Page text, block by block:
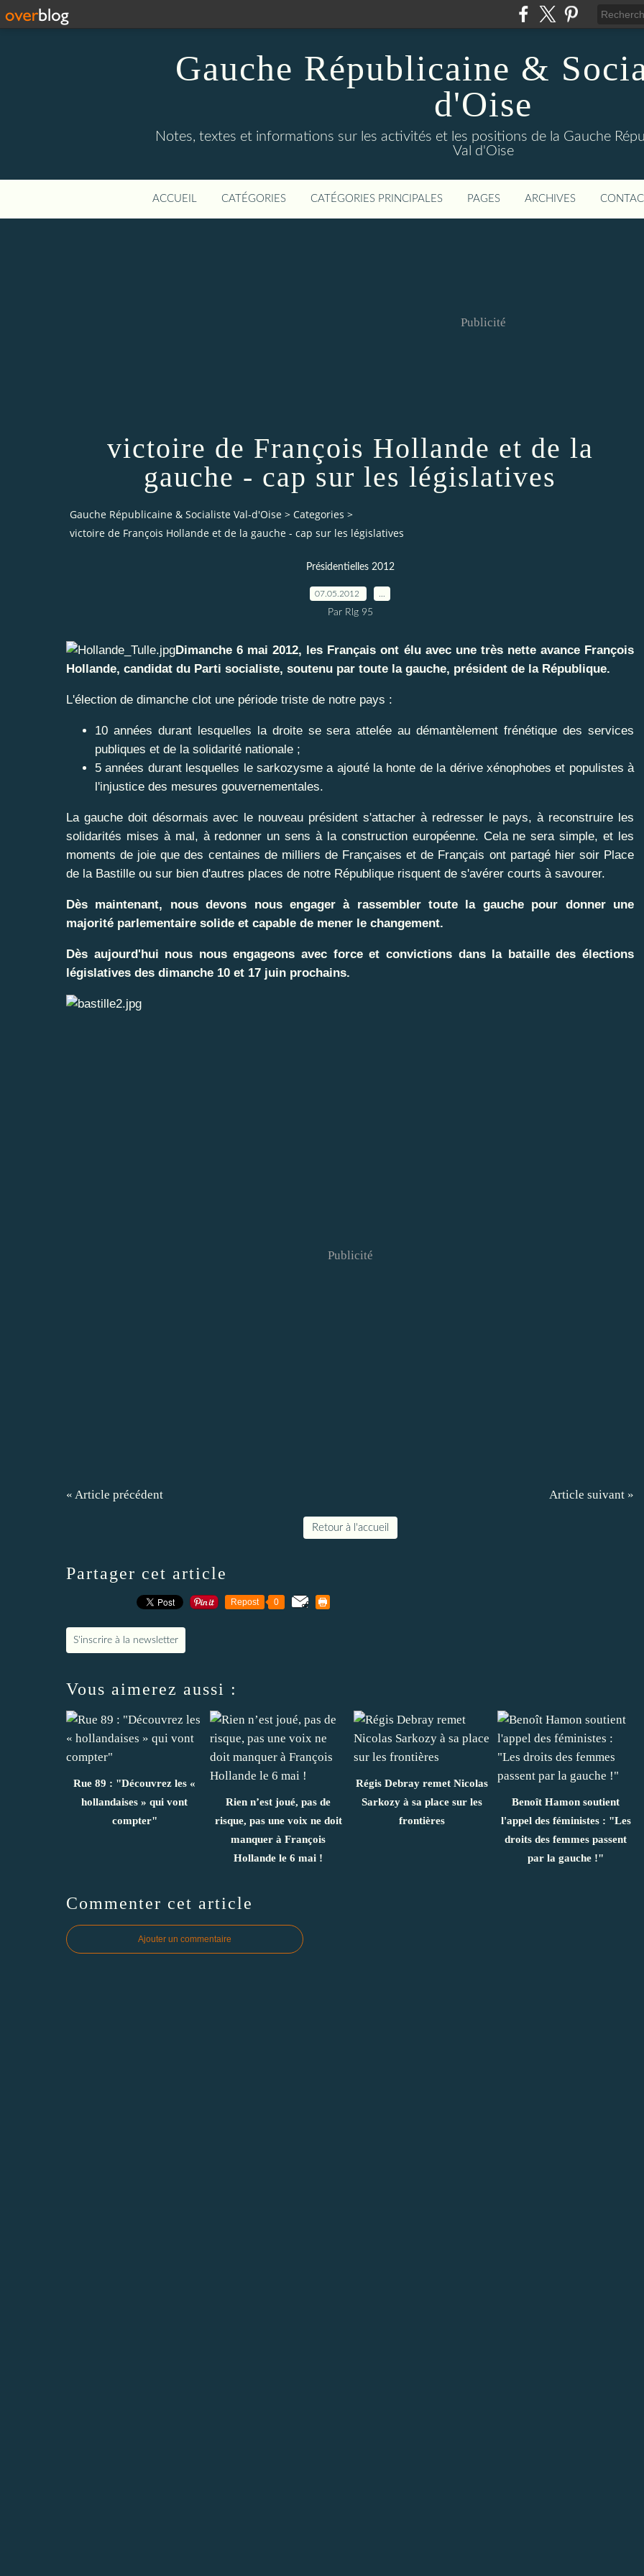
Gauche Républicaine &
d'Oise
Notes, textes et informations sur les activités et les positions de la Gauche
Val d'Oise
ACCUEIL CATÉGORIES CATÉGORIES PRINCIPALES PAGES ARCHIVES
Publicité
victoire de François Hollande et de la
gauche - cap sur les législatives
Gauche Républicaine & Socialiste Val-d'Oise > Categories >
victoire de François Hollande et de la gauche - cap sur les législatives
Présidentielles 2012
07.05.2012
Par Rlg 95
Dimanche 6 mai 2012, les Français ont élu avec une très nette avance François
Hollande, candidat du Parti socialiste, soutenu par toute la gauche, président de la République.
L'élection de dimanche clot une période triste de notre pays :
10 années durant lesquelles la droite se sera attelée au démantèlement frénétique des services
publiques et de la solidarité nationale ;
5 années durant lesquelles le sarkozysme a ajouté la honte de la dérive xénophobes et populistes à
l'injustice des mesures gouvernementales.
La gauche doit désormais avec le nouveau président s'attacher à redresser le pays, à reconstruire les
solidarités mises à mal, à redonner un sens à la construction européenne. Cela ne sera simple, et les
moments de joie que des centaines de milliers de Françaises et de Français ont partagé hier soir Place
de la Bastille ou sur bien d'autres places de notre République risquent de s'avérer courts à savourer.
Dès maintenant, nous devons nous engager à rassembler toute la gauche pour donner une
majorité parlementaire solide et capable de mener le changement.
Dès aujourd'hui nous nous engageons avec force et convictions dans la bataille des élections
législatives des dimanche 10 et 17 juin prochains.
Publicité
« Article précédent Article suivant »
Retour à l'accueil
Partager cet article
Repost 0
S'inscrire à la newsletter
Vous aimerez aussi :
Rue 89 : "Découvrez les «
hollandaises » qui vont
compter"
Rien n’est joué, pas de
risque, pas une voix ne doit
manquer à François
Hollande le 6 mai !
Régis Debray remet Nicolas
Sarkozy à sa place sur les
frontières
Benoît Hamon soutient
l'appel des féministes : "Les
droits des femmes passent
par la gauche !"
Commenter cet article
Ajouter un commentaire